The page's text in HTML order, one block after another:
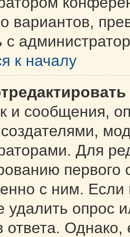
вариантов,
с
к началу
и сообщения,
Для
с ним. Если
удалить опрос
ответа. Однако,